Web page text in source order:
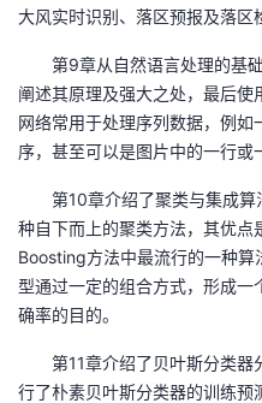
大风实时识别、落区预报及落区
第9章从自然语言处理的基础
阐述其原理及强大之处，最后
网络常用于处理序列数据，例
序，甚至可以是图片中的一行或
第10章介绍了聚类与集成算
种自下而上的聚类方法，其优
Boosting方法中最流行的一种
型通过一定的组合方式，形成
确率的目的。
第11章介绍了贝叶斯分类器
行了朴素贝叶斯分类器的训练预